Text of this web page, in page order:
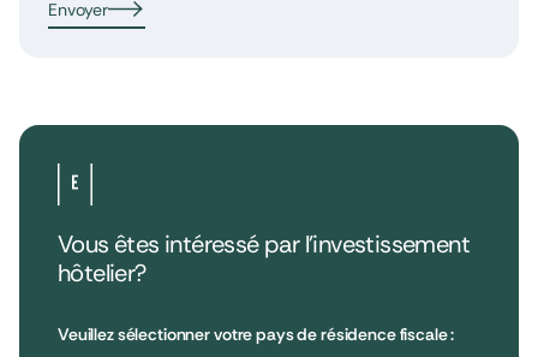
Envoyer
Vous êtes intéressé par l’investissement
hôtelier?
Veuillez sélectionner votre pays de résidence fiscale :
75008 Paris, France
Reporting